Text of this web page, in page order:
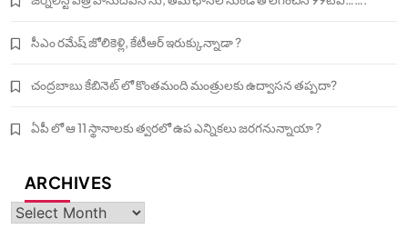
సీఎం రమేష్ జోలికెళ్లి, కేటీఆర్ ఇరుక్కున్నాడా ?
చంద్రబాబు కేబినెట్ లో కొంతమంది మంత్రులకు ఉద్వాసన తప్పదా?
ఏపీ లో ఆ 11 స్థానాలకు త్వరలో ఉప ఎన్నికలు జరగనున్నాయా ?
ARCHIVES
Archives